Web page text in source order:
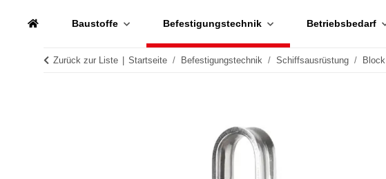
Baustoffe Befestigungstechnik Betriebsbedarf
Zurück zur Liste Startseite Befestigungstechnik Schiffsausrüstung Block